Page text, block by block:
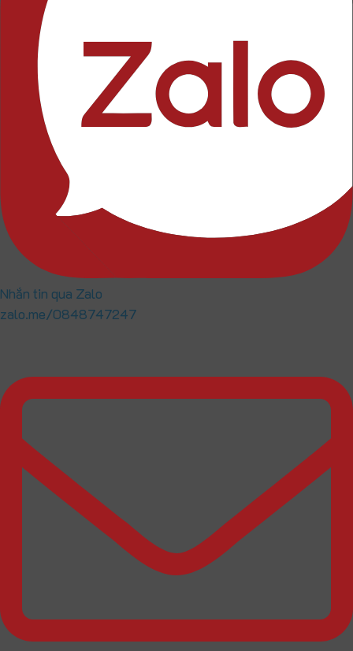
Nhắn tin qua Zalo
zalo.me/0848747247